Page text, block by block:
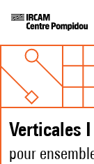
Verticales
pour